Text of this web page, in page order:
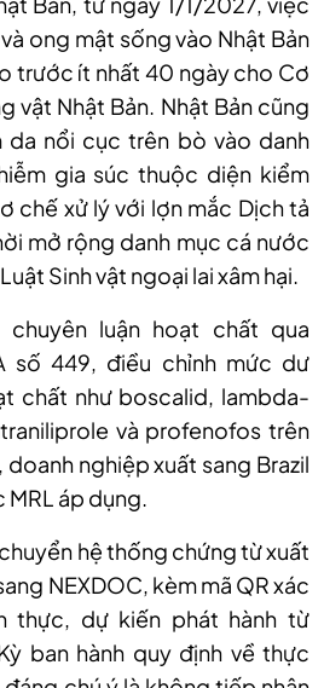
ong mật sống vào Nhật Bản
trước ít nhất 40 ngày cho Cơ
vật Nhật Bản. Nhật Bản cũng
da nổi cục trên bò vào danh
gia súc thuộc diện kiểm
chế xử lý với lợn mắc Dịch tả
mở rộng danh mục cá nước
Sinh vật ngoại lai xâm hại.
luận hoạt chất qua
số 449, điều chỉnh mức dư
chất như boscalid, lambda-
và profenofos trên
doanh nghiệp xuất sang Brazil
MRL áp dụng.
hệ thống chứng từ xuất
NEXDOC, kèm mã QR xác
thực, dự kiến phát hành từ
ban hành quy định về thực